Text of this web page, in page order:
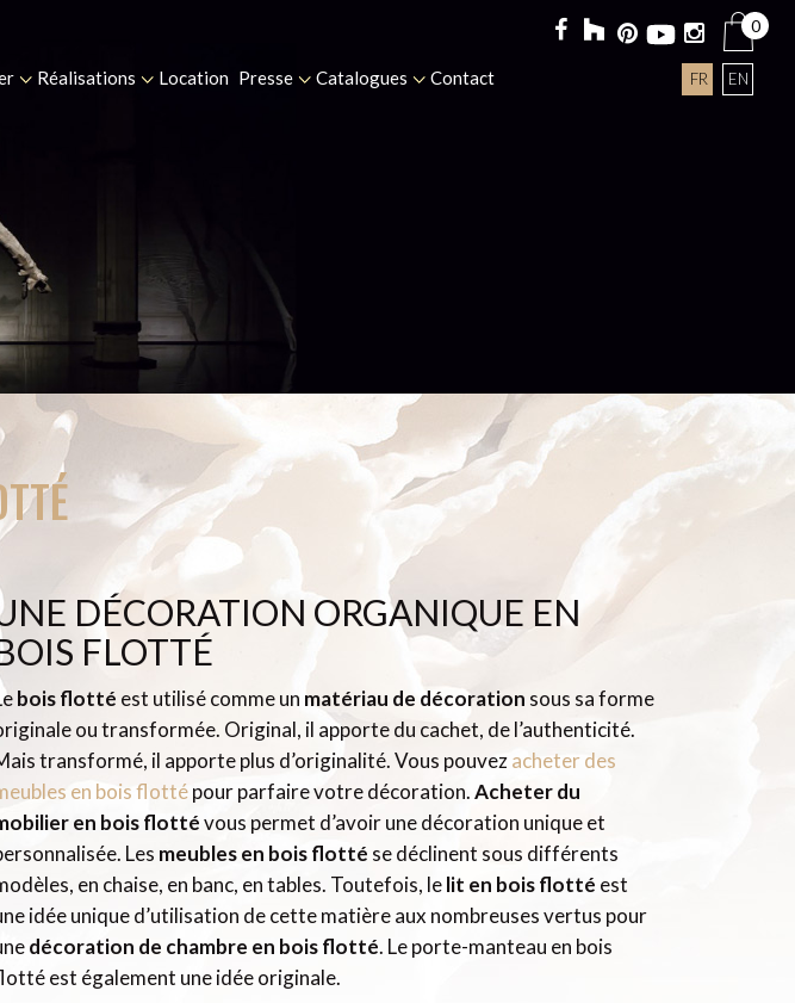
Réalisations Location Presse Catalogues Contact FR EN
0
DÉCORATION ORGANIQUE EN
FLOTTÉ
bois flotté est utilisé comme un matériau de décoration sous sa forme
ou transformée. Original, il apporte du cachet, de l’authenticité.
transformé, il apporte plus d’originalité. Vous pouvezacheter des
en bois flottépour parfaire votre décoration.Acheter du
en bois flottévous permet d’avoir une décoration unique et
Les meubles en bois flotté se déclinent sous différents
en chaise, en banc, en tables. Toutefois, lelit en bois flotté est
idée unique d’utilisation de cette matière aux nombreuses vertus pour
décoration de chambre en bois flotté. Le porte-manteau en bois
est également une idée originale.